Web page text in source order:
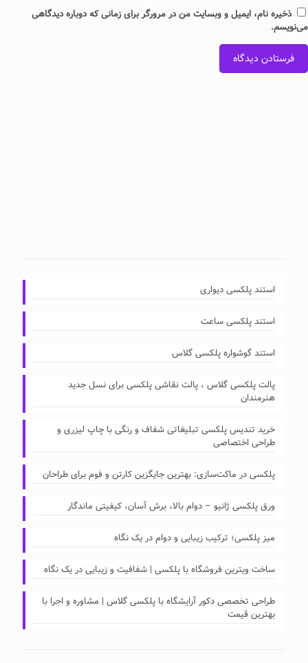
ذخیره نام، ایمیل و وبسایت من در مرورگر برای زمانی که دوباره دیدگاهی
می‌نویسم.
استند پلکسی دیواری
استند پلکسی ساعت
استند گوشواره پلکسی گلاس
پالت پلکسی گلاس ، پالت نقاشی پلکسی برای نسل جدید
هنرمندان
خرید تندیس پلکسی تبلیغاتی شفاف و رنگی با چاپ لیزری و
طراحی اختصاصی
پلکسی در ماکت‌سازی: بهترین جایگزین کارتن و فوم برای طراحان
ورق پلکسی ژانیو – دوام بالا، برش آسان، کیفیتی ماندگار
میز پلکسی؛ ترکیب زیبایی و دوام در یک نگاه
ساخت ویترین فروشگاه با پلکسی | شفافیت و زیبایی در یک نگاه
طراحی تخصصی دکور آرایشگاه با پلکسی گلاس | مشاوره و اجرا با
بهترین قیمت